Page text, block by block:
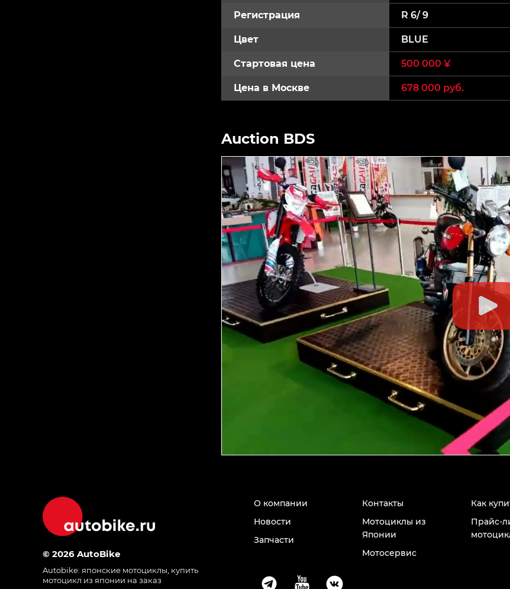
Регистрация R 6/ 9
Цвет BLUE
Стартовая цена 500 000 ¥
Цена в Москве 678 000 руб.
Auction BDS
© 2026 AutoBike
Autobike: японские мотоциклы, купить
мотоцикл из японии на заказ
О компании
Новости
Запчасти
Контакты
Мотоциклы из
Японии
Мотосервис
Как
Прайс-